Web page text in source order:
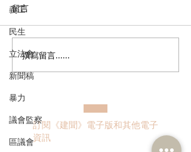
義工
民生
立法會
新聞稿
暴力
議會監察
區議會
港區全國人大代表團考察
安徽涇縣，調研紅色文化
留言
撰寫留言......
訂閱《建聞》電子版和其他電子
資訊